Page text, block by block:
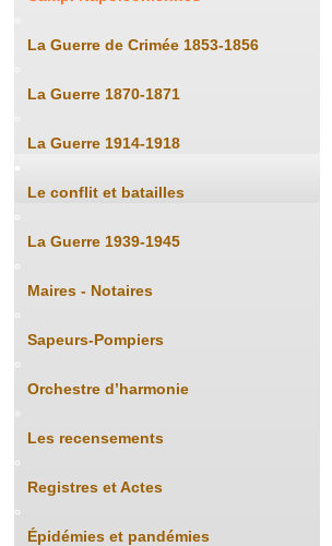
La Guerre de Crimée 1853-1856
La Guerre 1870-1871
La Guerre 1914-1918
Le conflit et batailles
La Guerre 1939-1945
Maires - Notaires
Sapeurs-Pompiers
Orchestre d’harmonie
Les recensements
Registres et Actes
Épidémies et pandémies